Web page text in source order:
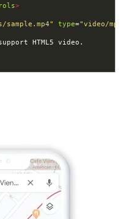
>
type="video/mp4"
HTML5 video.